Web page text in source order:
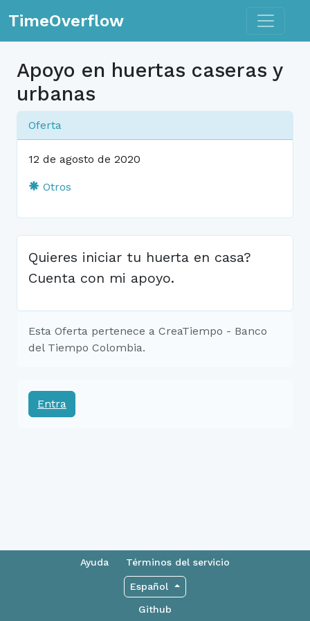
TimeOverflow Toggle
Apoyo en huertas caseras y
urbanas
Oferta
12 de agosto de 2020
Otros
Quieres iniciar tu huerta en casa?
Cuenta con mi apoyo.
Esta Oferta pertenece a CreaTiempo - Banco
del Tiempo Colombia.
Entra
Ayuda Términos del servicio
Español
Github